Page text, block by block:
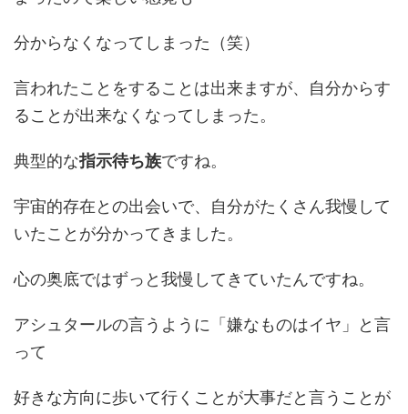
分からなくなってしまった（笑）
言われたことをすることは出来ますが、自分からす
ることが出来なくなってしまった。
典型的な指示待ち族ですね。
宇宙的存在との出会いで、自分がたくさん我慢して
いたことが分かってきました。
心の奥底ではずっと我慢してきていたんですね。
アシュタールの言うように「嫌なものはイヤ」と言
って
好きな方向に歩いて行くことが大事だと言うことが